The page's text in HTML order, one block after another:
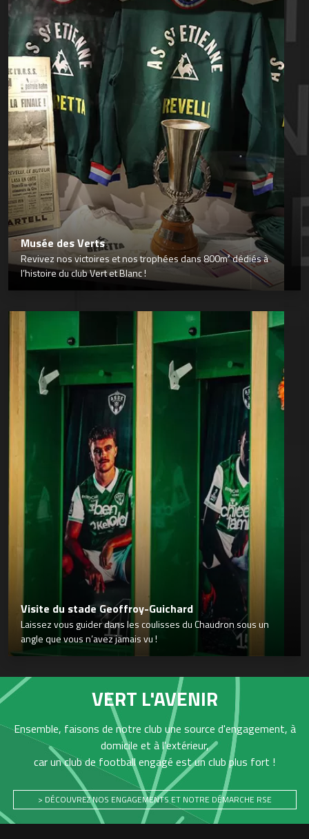
Musée des Verts
Revivez nos victoires et nos trophées dans 800m² dédiés à
l’histoire du club Vert et Blanc !
Visite du stade Geoffroy-Guichard
Laissez vous guider dans les coulisses du Chaudron sous un
angle que vous n’avez jamais vu !
VERT L'AVENIR
Ensemble, faisons de notre club une source d'engagement, à
domicile et à l'extérieur,
car un club de football engagé est un club plus fort !
> DÉCOUVREZ NOS ENGAGEMENTS ET NOTRE DÉMARCHE RSE